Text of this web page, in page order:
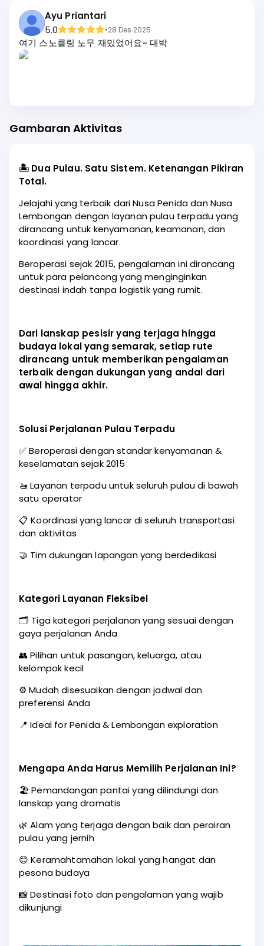
Ayu Priantari
5.0
•28 Des 2025
여기 스노클링 노무 재밌었어요~ 대박
Gambaran Aktivitas
🏝️ Dua Pulau. Satu Sistem. Ketenangan Pikiran
Total.
Jelajahi yang terbaik dari Nusa Penida dan Nusa
Lembongan dengan layanan pulau terpadu yang
dirancang untuk kenyamanan, keamanan, dan
koordinasi yang lancar.
Beroperasi sejak 2015, pengalaman ini dirancang
untuk para pelancong yang menginginkan
destinasi indah tanpa logistik yang rumit.
Dari lanskap pesisir yang terjaga hingga
budaya lokal yang semarak, setiap rute
dirancang untuk memberikan pengalaman
terbaik dengan dukungan yang andal dari
awal hingga akhir.
Solusi Perjalanan Pulau Terpadu
✅ Beroperasi dengan standar kenyamanan &
keselamatan sejak 2015
🚤 Layanan terpadu untuk seluruh pulau di bawah
satu operator
📋 Koordinasi yang lancar di seluruh transportasi
dan aktivitas
🤝 Tim dukungan lapangan yang berdedikasi
Kategori Layanan Fleksibel
🗂️ Tiga kategori perjalanan yang sesuai dengan
gaya perjalanan Anda
👥 Pilihan untuk pasangan, keluarga, atau
kelompok kecil
⚙️ Mudah disesuaikan dengan jadwal dan
preferensi Anda
📍 Ideal for Penida & Lembongan exploration
Mengapa Anda Harus Memilih Perjalanan Ini?
🏖️ Pemandangan pantai yang dilindungi dan
lanskap yang dramatis
🌿 Alam yang terjaga dengan baik dan perairan
pulau yang jernih
😊 Keramahtamahan lokal yang hangat dan
pesona budaya
📸 Destinasi foto dan pengalaman yang wajib
dikunjungi